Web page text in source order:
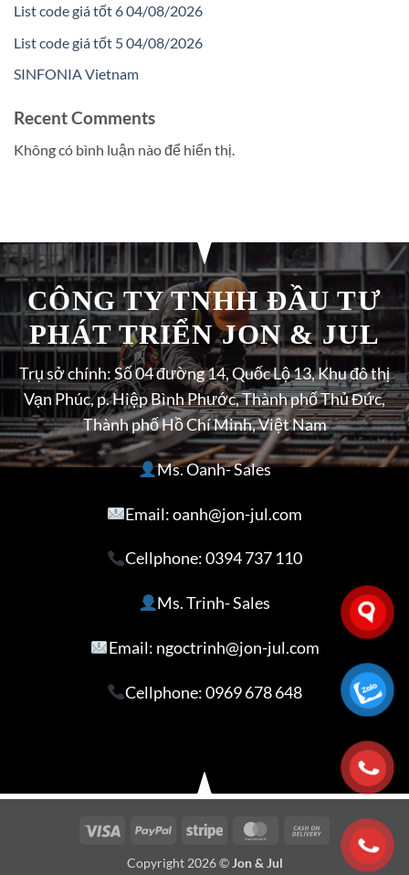
List code giá tốt 6 04/08/2026
List code giá tốt 5 04/08/2026
SINFONIA Vietnam
Recent Comments
Không có bình luận nào để hiển thị.
CÔNG TY TNHH ĐẦU TƯ
PHÁT TRIỂN JON & JUL
Trụ sở chính: Số 04 đường 14, Quốc Lộ 13, Khu đô thị
Vạn Phúc, p. Hiệp Bình Phước, Thành phố Thủ Đức,
Thành phố Hồ Chí Minh, Việt Nam
Ms. Oanh- Sales
Email: oanh@jon-jul.com
Cellphone:0394 737 110
Ms. Trinh- Sales
Email: ngoctrinh@jon-jul.com
Cellphone:0969 678 648
Visa PayPal Stripe MasterCardCash
On
Delivery
Copyright 2026 © Jon & Jul